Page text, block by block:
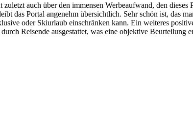
auch über den immensen Werbeaufwand, den dieses
das Portal angenehm übersichtlich. Sehr schön ist, das
oder Skiurlaub einschränken kann. Ein weiteres
Reisende ausgestattet, was eine objektive Beurteilung